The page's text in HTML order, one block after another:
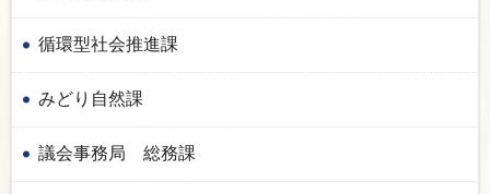
循環型社会推進課
みどり自然課
議会事務局 総務課